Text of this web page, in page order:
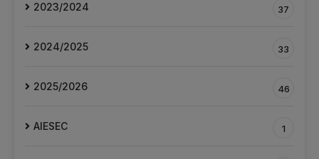
2023/2024 37
2024/2025 33
2025/2026 46
AIESEC 1